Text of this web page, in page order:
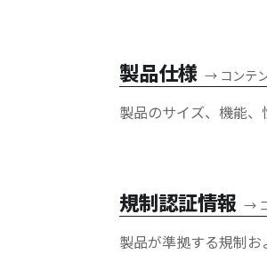
製品仕様 → コンテ
製品のサイズ、機能、
規制認証情報 →
製品が準拠する規制お